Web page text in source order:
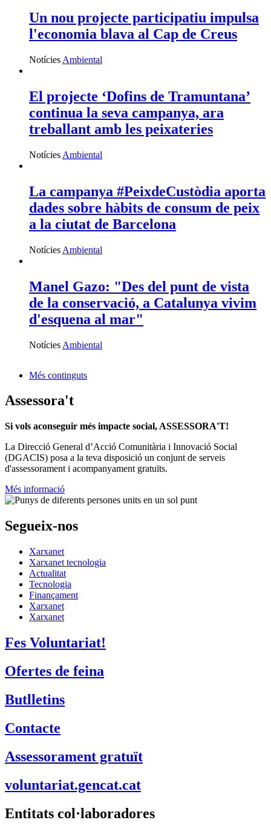
Un nou projecte participatiu impulsa
l'economia blava al Cap de Creus
Notícies Ambiental
El projecte ‘Dofins de Tramuntana’
continua la seva campanya, ara
treballant amb les peixateries
Notícies Ambiental
La campanya #PeixdeCustòdia aporta
dades sobre hàbits de consum de peix
a la ciutat de Barcelona
Notícies Ambiental
Manel Gazo: "Des del punt de vista
de la conservació, a Catalunya vivim
d'esquena al mar"
Notícies Ambiental
Més continguts
Assessora't
Si vols aconseguir més impacte social, ASSESSORA'T!
La Direcció General d’Acció Comunitària i Innovació Social
(DGACIS) posa a la teva disposició un conjunt de serveis
d'assessorament i acompanyament gratuïts.
Més informació
Segueix-nos
Xarxanet
Xarxanet tecnologia
Actualitat
Tecnologia
Finançament
Xarxanet
Xarxanet
Fes Voluntariat!
Ofertes de feina
Butlletins
Contacte
Assessorament gratuït
voluntariat.gencat.cat
Entitats col·laboradores